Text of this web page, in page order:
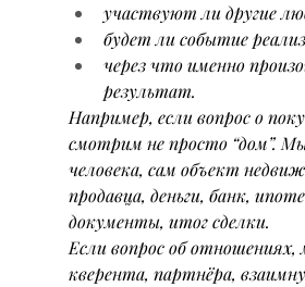
участвуют ли другие
будет ли событие
через что именно
результат.
Например, если вопрос о
смотрим не просто “дом”.
человека, сам объект
продавца, деньги, банк,
документы, итог сделки.
Если вопрос об
кверента, партнёра,